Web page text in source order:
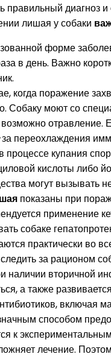
диагноз
лишая у собаки
форме
в день. Важно
когда поражение
Собаку моют со
отравление.
переохлаждения
процессе купания
кислоты либо
могут вызывать
показаны при
применение
собаке
практически во
за рационом
наличии вторичной
а также
включая
способом
к
лечение.